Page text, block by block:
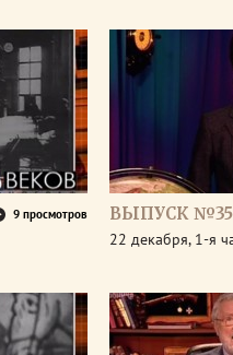
9 просмотров ВЫПУСК
22 декабря, 1-я